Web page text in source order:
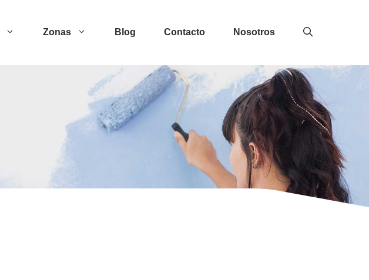
Zonas Blog Contacto Nosotros